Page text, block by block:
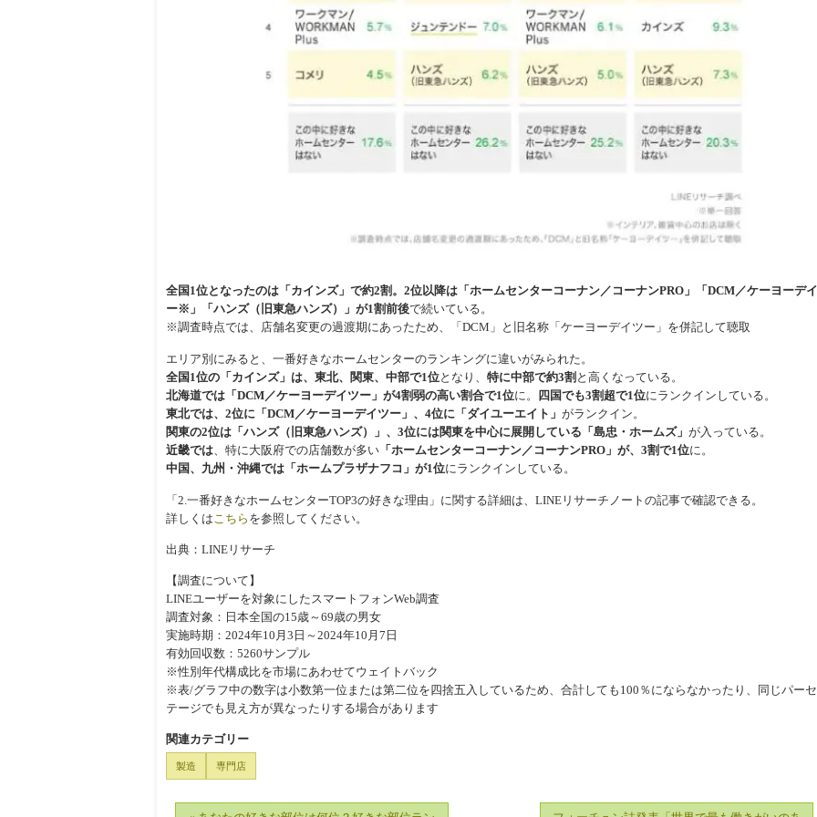
全国1位となったのは「カインズ」で約2割。2位以降は「ホームセンターコーナン／コーナンPRO」「DCM／ケーヨーデ
ー※」「ハンズ（旧東急ハンズ）」が1割前後で続いている。
※調査時点では、店舗名変更の過渡期にあったため、「DCM」と旧名称「ケーヨーデイツー」を併記して聴取
エリア別にみると、一番好きなホームセンターのランキングに違いがみられた。
全国1位の「カインズ」は、東北、関東、中部で1位となり、 特に中部で約3割 と高くなっている。
北海道では「DCM／ケーヨーデイツー」が4割弱の高い割合で1位に。 四国でも3割超で1位にランクインしている。
東北では、2位に「DCM／ケーヨーデイツー」、4位に「ダイユーエイト」 がランクイン。
関東の2位は「ハンズ（旧東急ハンズ）」、3位には関東を中心に展開している「島忠・ホームズ」 が入っている。
近畿では 、特に大阪府での店舗数が多い 「ホームセンターコーナン／コーナンPRO」が、3割で1位に。
中国、九州・沖縄では「ホームプラザナフコ」が1位にランクインしている。
「2.一番好きなホームセンターTOP3の好きな理由」に関する詳細は、LINEリサーチノートの記事で確認できる。
詳しくは こちら を参照してください。
出典：LINEリサーチ
【調査について】
LINEユーザーを対象にしたスマートフォンWeb調査
調査対象：日本全国の15歳～69歳の男女
実施時期：2024年10月3日～2024年10月7日
有効回収数：5260サンプル
※性別年代構成比を市場にあわせてウェイトバック
※表/グラフ中の数字は小数第一位または第二位を四捨五入しているため、合計しても100％にならなかったり、同じパー
テージでも見え方が異なったりする場合があります
関連カテゴリー
製造 専門店